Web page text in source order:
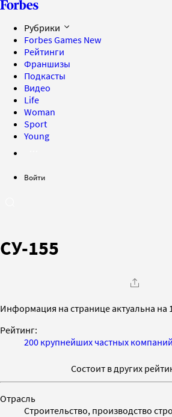
Рубрики
Forbes Games New
Рейтинги
Франшизы
Подкасты
Видео
Life
Woman
Sport
Young
Войти
СУ-155
Информация на странице актуальна на
Рейтинг:
200 крупнейших частных
Состоит в других
Отрасль
Строительство, производство